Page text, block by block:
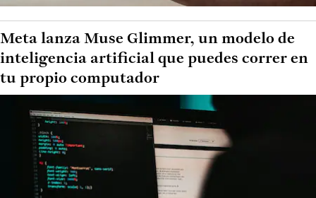
Meta lanza Muse Glimmer, un modelo de
inteligencia artificial que puedes correr en
tu propio computador